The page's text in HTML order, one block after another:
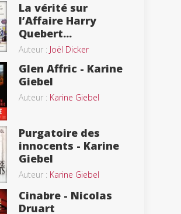
La vérité sur
l’Affaire Harry
Quebert...
Auteur : Joël Dicker
Glen Affric - Karine
Giebel
Auteur : Karine Giebel
Purgatoire des
innocents - Karine
Giebel
Auteur : Karine Giebel
Cinabre - Nicolas
Druart